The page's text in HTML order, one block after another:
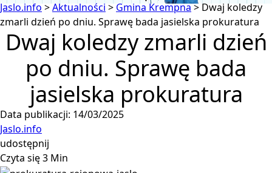
Jaslo.info>Aktualności > Gmina Krempna> Dwaj koledzy
zmarli dzień po dniu. Sprawę bada jasielska prokuratura
Dwaj koledzy zmarli dzień
po dniu. Sprawę bada
jasielska prokuratura
Data publikacji: 14/03/2025
Jaslo.info
udostępnij
Czyta się 3 Min